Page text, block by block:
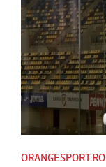
ORANGESPORT.RO